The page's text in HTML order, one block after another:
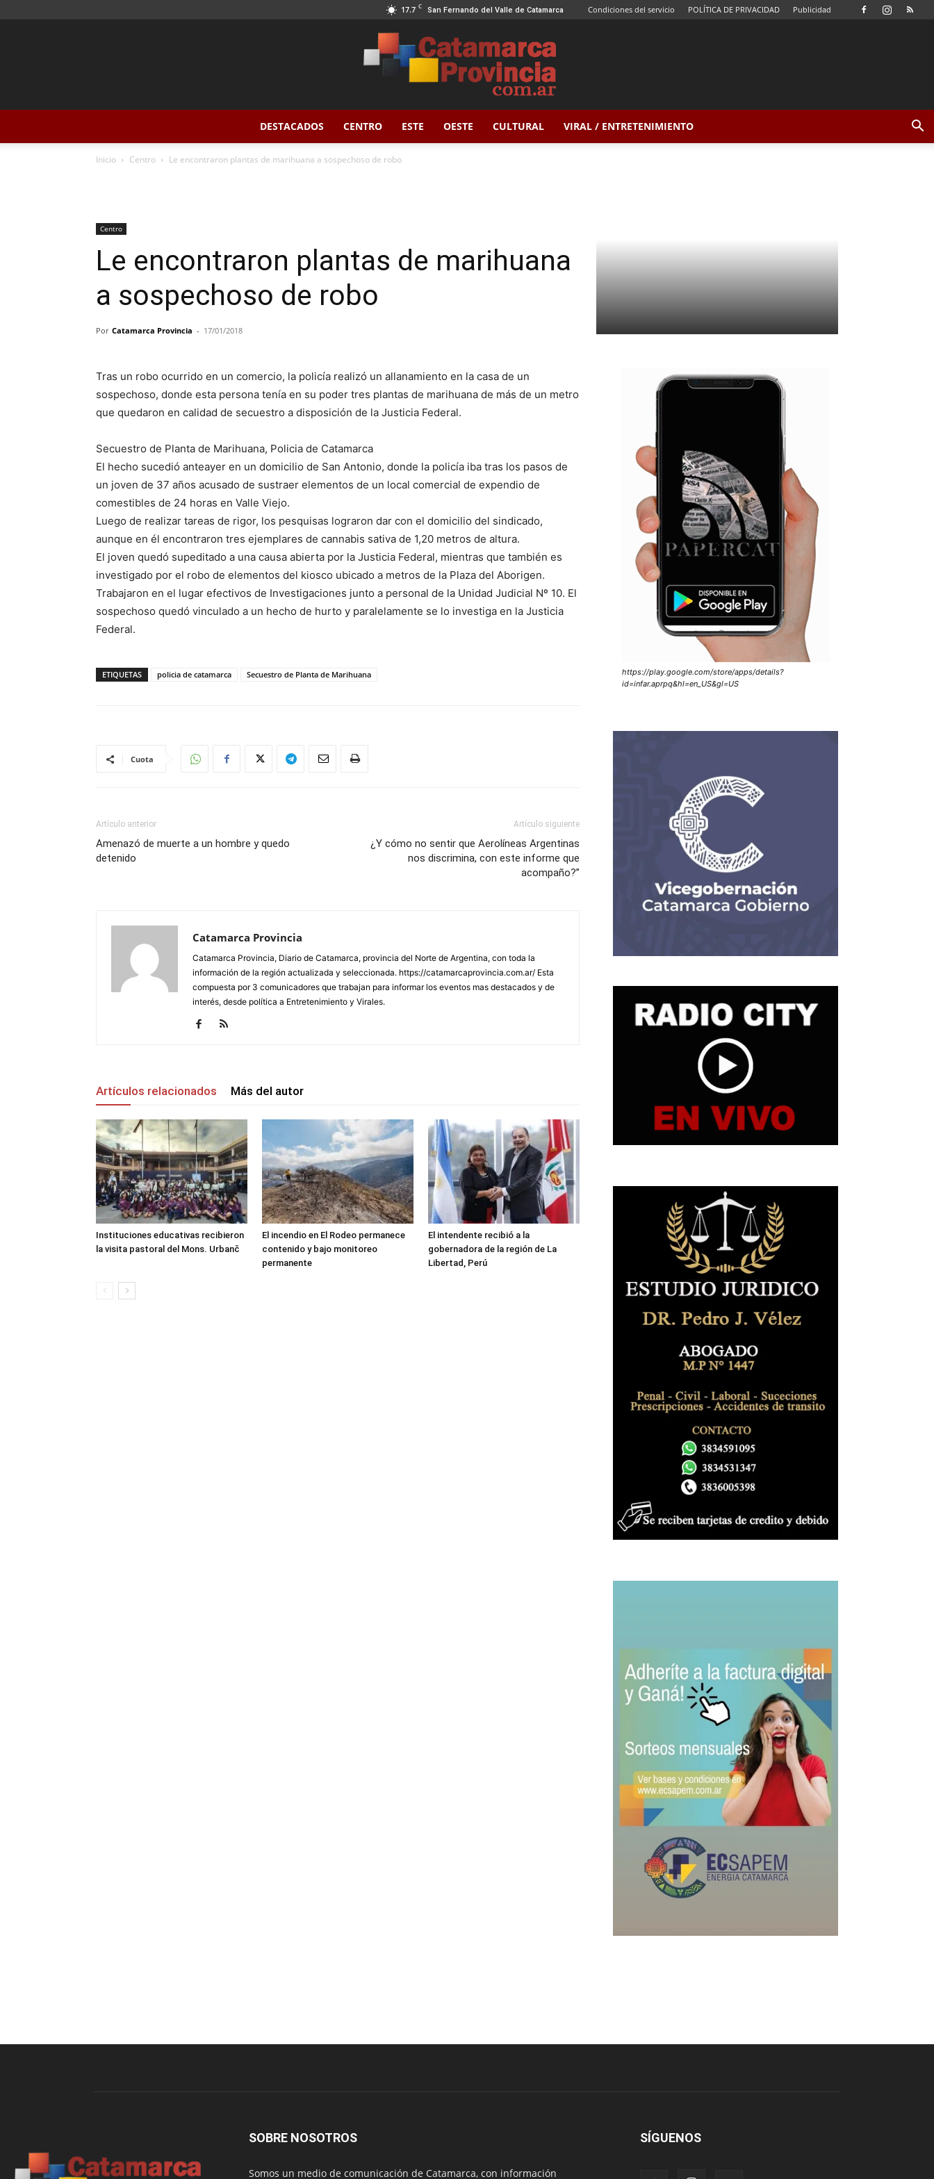
17.7 C San Fernando del Valle de Catamarca Condiciones del servicio POLÍTICA DE PRIVACIDAD Publicidad
Catamarca
DESTACADOS CENTRO ESTE OESTE CULTURAL VIRAL / ENTRETENIMIENTO
Inicio Centro Le encontraron plantas de marihuana a sospechoso de robo
Centro
Le encontraron plantas de marihuana
a sospechoso de robo
Por Catamarca Provincia - 17/01/2018
Tras un robo ocurrido en un comercio, la policía realizó un allanamiento en la casa de un
sospechoso, donde esta persona tenía en su poder tres plantas de marihuana de más de un metro
que quedaron en calidad de secuestro a disposición de la Justicia Federal.
Secuestro de Planta de Marihuana, Policia de Catamarca
El hecho sucedió anteayer en un domicilio de San Antonio, donde la policía iba tras los pasos de
un joven de 37 años acusado de sustraer elementos de un local comercial de expendio de
comestibles de 24 horas en Valle Viejo.
Luego de realizar tareas de rigor, los pesquisas lograron dar con el domicilio del sindicado,
aunque en él encontraron tres ejemplares de cannabis sativa de 1,20 metros de altura.
El joven quedó supeditado a una causa abierta por la Justicia Federal, mientras que también es
investigado por el robo de elementos del kiosco ubicado a metros de la Plaza del Aborigen.
Trabajaron en el lugar efectivos de Investigaciones junto a personal de la Unidad Judicial Nº 10. El
sospechoso quedó vinculado a un hecho de hurto y paralelamente se lo investiga en la Justicia
Federal.
ETIQUETAS policia de catamarca Secuestro de Planta de Marihuana
Cuota
Artículo anterior
Amenazó de muerte a un hombre y quedo
detenido
Artículo siguiente
¿Y cómo no sentir que Aerolíneas Argentinas
nos discrimina, con este informe que
acompaño?”
Catamarca Provincia
Catamarca Provincia, Diario de Catamarca, provincia del Norte de Argentina, con toda la
información de la región actualizada y seleccionada. https://catamarcaprovincia.com.ar/ Esta
compuesta por 3 comunicadores que trabajan para informar los eventos mas destacados y de
interés, desde política a Entretenimiento y Virales.
Artículos relacionados Más del autor
Instituciones educativas recibieron
la visita pastoral del Mons. Urbanč
El incendio en El Rodeo permanece
contenido y bajo monitoreo
permanente
El intendente recibió a la
gobernadora de la región de La
Libertad, Perú
https://play.google.com/store/apps/details?
id=infar.aprpq&hl=en_US&gl=US
SOBRE NOSOTROS
Somos un medio de comunicación de Catamarca, con información
SÍGUENOS